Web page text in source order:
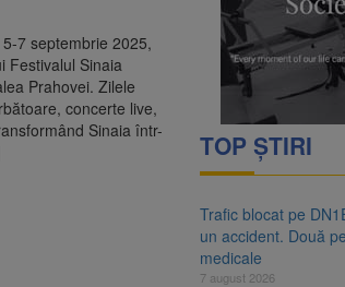
un accident. Două persoane primesc îngrijiri
7 septembrie 2025,
Festivalul Sinaia
Prahovei. Zilele
concerte live,
Sinaia într-
TOP ȘTIRI
Trafic blocat pe
un accident. Două
medicale
7 august 2026